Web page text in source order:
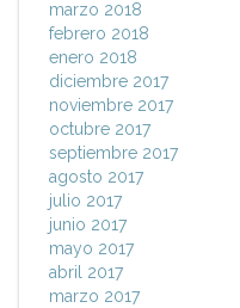
marzo 2018
febrero 2018
enero 2018
diciembre 2017
noviembre 2017
octubre 2017
septiembre 2017
agosto 2017
julio 2017
junio 2017
mayo 2017
abril 2017
marzo 2017